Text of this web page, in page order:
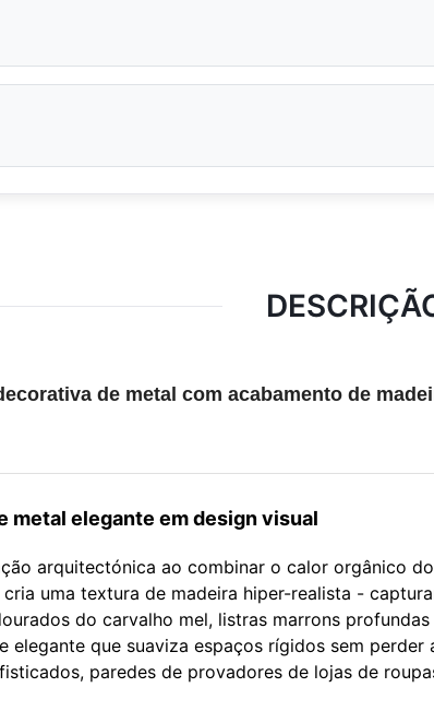
de metal com acabamento de
metal elegante em design visual
arquitectónica ao combinar o calor orgânico
uma textura de madeira hiper-realista -
do carvalho mel, listras marrons
elegante que suaviza espaços rígidos sem
paredes de provadores de lojas de